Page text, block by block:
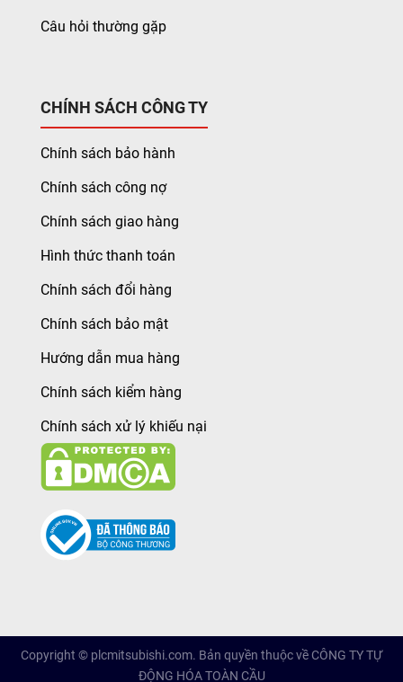
Câu hỏi thường gặp
CHÍNH SÁCH CÔNG TY
Chính sách bảo hành
Chính sách công nợ
Chính sách giao hàng
Hình thức thanh toán
Chính sách đổi hàng
Chính sách bảo mật
Hướng dẫn mua hàng
Chính sách kiểm hàng
Chính sách xử lý khiếu nại
Copyright © plcmitsubishi.com. Bản quyền thuộc về CÔNG TY TỰ
ĐỘNG HÓA TOÀN CẦU